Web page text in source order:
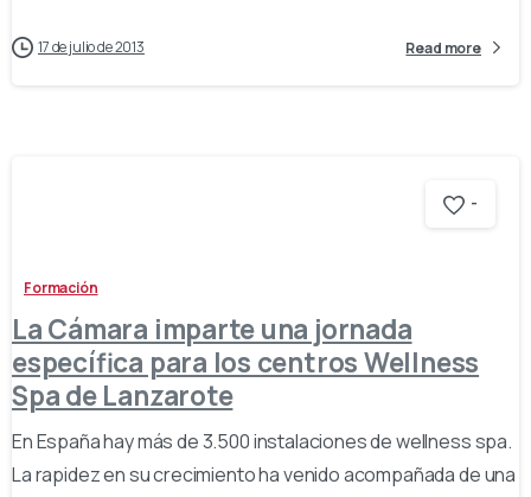
17 de julio de 2013 Read more
-
Formación
La Cámara imparte una jornada
específica para los centros Wellness
Spa de Lanzarote
En España hay más de 3.500 instalaciones de wellness spa.
La rapidez en su crecimiento ha venido acompañada de una